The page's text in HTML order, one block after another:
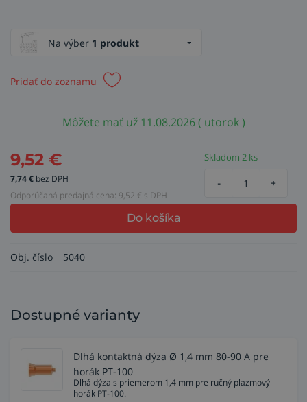
Na výber 1 produkt
Pridať do zoznamu
Môžete mať už 11.08.2026 ( utorok )
9,52 €
7,74€ bez DPH
Odporúčaná predajná cena: 9,52 € s DPH
Skladom 2 ks
- +
Do košíka
Obj. číslo 5040
Dostupné varianty
Dlhá kontaktná dýza Ø 1,4 mm 80-90 A pre
horák PT-100
Dlhá dýza s priemerom 1,4 mm pre ručný plazmový
horák PT-100.